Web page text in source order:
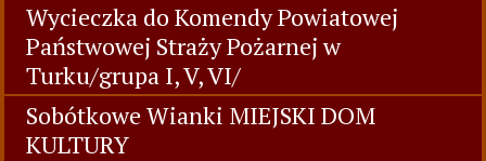
Wycieczka do Komendy Powiatowej
Państwowej Straży Pożarnej w
Turku/grupa I, V, VI/
Sobótkowe Wianki MIEJSKI DOM
KULTURY